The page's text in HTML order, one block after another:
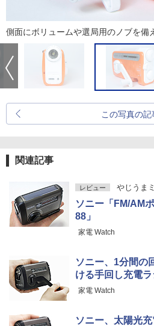
側面にボリュームや選局用のノブを備
この写真の記
関連記事
レビュー やじうま
ソニー「FM/AM
88」
家電 Watch
ソニー、1分間の
ける手回し充電ラ
家電 Watch
ソニー、太陽光